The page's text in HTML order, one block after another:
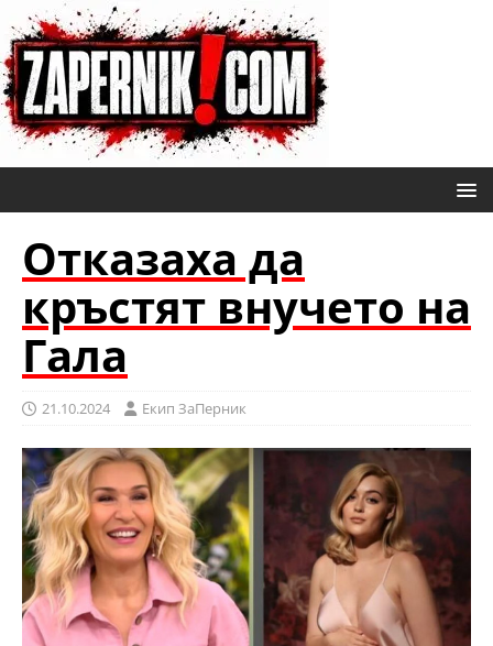
Отказаха да
кръстят внучето на
Гала
21.10.2024 Eкип ЗаПерник